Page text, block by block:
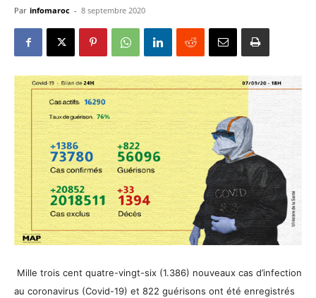
Par infomaroc - 8 septembre 2020
Mille trois cent quatre-vingt-six (1.386) nouveaux cas d’infection
au coronavirus (Covid-19) et 822 guérisons ont été enregistrés